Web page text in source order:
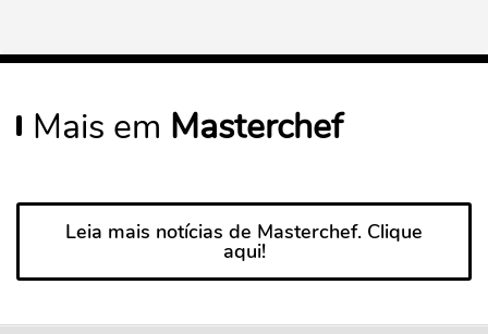
Mais em Masterchef
Leia mais notícias de Masterchef. Clique
aqui!